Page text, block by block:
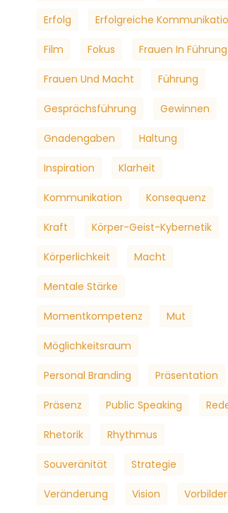
Erfolg Erfolgreiche
Film Fokus Frauen In Führung
Frauen Und Macht Führung
Gesprächsführung Gewinnen
Gnadengaben Haltung
Inspiration Klarheit
Kommunikation Konsequenz
Kraft Körper-Geist-Kybernetik
Körperlichkeit Macht
Mentale Stärke
Momentkompetenz Mut
Möglichkeitsraum
Personal Branding Präsentation
Präsenz Public Speaking
Rhetorik Rhythmus
Souveränität Strategie
Veränderung Vision Vorbilder